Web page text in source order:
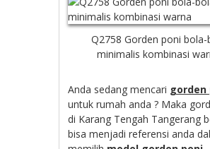
Q2758 Gorden poni bola-
minimalis kombinasi
Anda sedang mencari gorden
untuk rumah anda ? Maka
di Karang Tengah Tangerang
bisa menjadi referensi anda